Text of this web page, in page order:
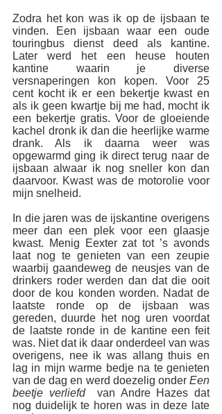
Zodra het kon was ik op de ijsbaan te
vinden. Een ijsbaan waar een oude
touringbus dienst deed als kantine.
Later werd het een heuse houten
kantine waarin je diverse
versnaperingen kon kopen. Voor 25
cent kocht ik er een bekertje kwast en
als ik geen kwartje bij me had, mocht ik
een bekertje gratis. Voor de gloeiende
kachel dronk ik dan die heerlijke warme
drank. Als ik daarna weer was
opgewarmd ging ik direct terug naar de
ijsbaan alwaar ik nog sneller kon dan
daarvoor. Kwast was de motorolie voor
mijn snelheid.
In die jaren was de ijskantine overigens
meer dan een plek voor een glaasje
kwast. Menig Eexter zat tot ’s avonds
laat nog te genieten van een zeupie
waarbij gaandeweg de neusjes van de
drinkers roder werden dan dat die ooit
door de kou konden worden. Nadat de
laatste ronde op de ijsbaan was
gereden, duurde het nog uren voordat
de laatste ronde in de kantine een feit
was. Niet dat ik daar onderdeel van was
overigens, nee ik was allang thuis en
lag in mijn warme bedje na te genieten
van de dag en werd doezelig onder Een
beetje verliefd
  van Andre Hazes dat
nog duidelijk te horen was in deze late